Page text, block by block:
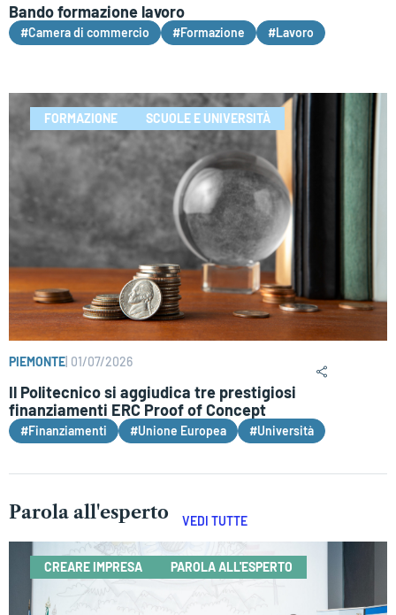
Bando formazione lavoro
#Camera di commercio #Formazione #Lavoro
FORMAZIONE SCUOLE E UNIVERSITÀ
PIEMONTE 01/07/2026
Il Politecnico si aggiudica tre prestigiosi
finanziamenti ERC Proof of Concept
#Finanziamenti #Unione Europea #Università
Parola all'esperto VEDI TUTTE
CREARE IMPRESA PAROLA ALL'ESPERTO